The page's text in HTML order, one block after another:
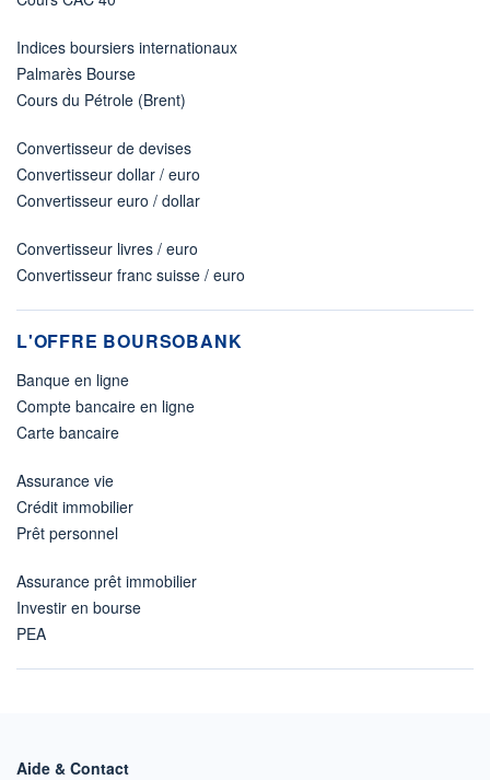
Indices boursiers internationaux
Palmarès Bourse
Cours du Pétrole (Brent)
Convertisseur de devises
Convertisseur dollar / euro
Convertisseur euro / dollar
Convertisseur livres / euro
Convertisseur franc suisse / euro
L'OFFRE BOURSOBANK
Banque en ligne
Compte bancaire en ligne
Carte bancaire
Assurance vie
Crédit immobilier
Prêt personnel
Assurance prêt immobilier
Investir en bourse
PEA
Aide & Contact